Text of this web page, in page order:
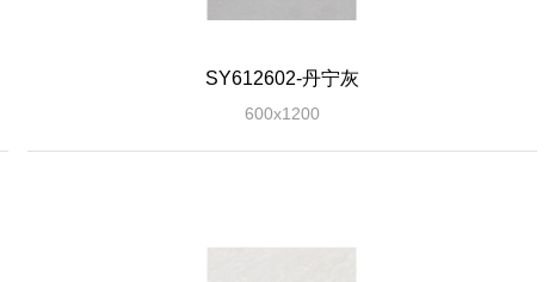
SY612602-丹宁灰
600x1200